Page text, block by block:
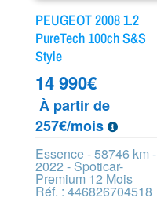
PEUGEOT 2008 1.2
PureTech 100ch S&S
Style
14 990€
À partir de
257€/mois
Essence - 58746 km -
2022 - Spoticar-
Premium 12 Mois
Réf. : 446826704518